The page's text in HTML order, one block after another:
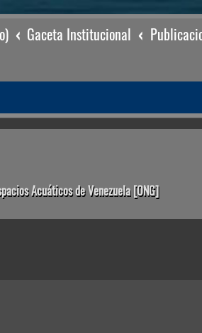
Gaceta Institucional
Acuáticos de Venezuela [ONG]